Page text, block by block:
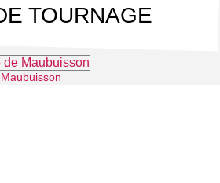
TOURNAGE